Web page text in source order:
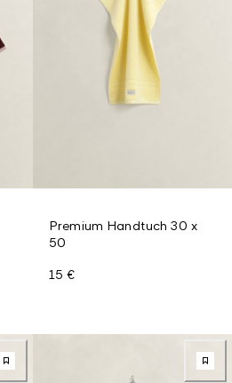
Premium Handtuch 30 x
50
15 €